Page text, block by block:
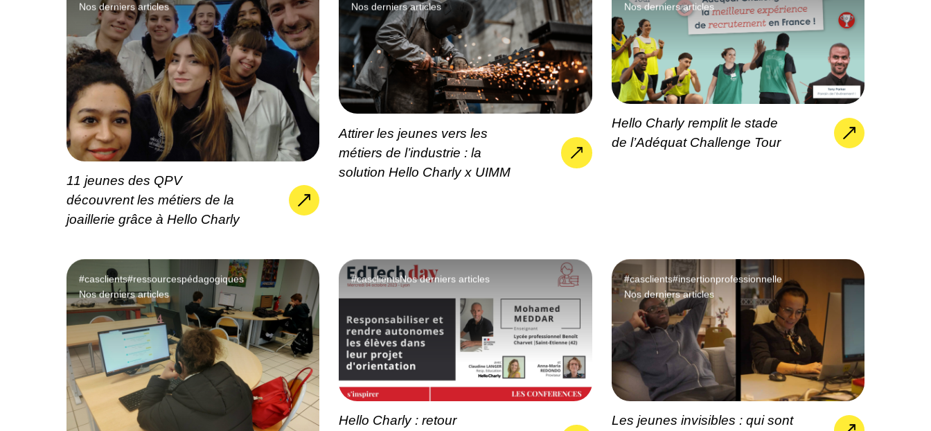
Nos derniers articles
11 jeunes des QPV
découvrent les métiers de la
joaillerie grâce à Hello Charly
Nos derniers articles
Attirer les jeunes vers les
métiers de l’industrie : la
solution Hello Charly x UIMM
Nos derniers articles
Hello Charly remplit le stade
de l’Adéquat Challenge Tour
#casclients#ressourcespédagogiques
Nos derniers articles
#casclientsNos derniers articles
Hello Charly : retour
#casclients#insertionprofessionnelle
Nos derniers articles
Les jeunes invisibles : qui sont